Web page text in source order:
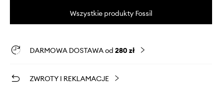
Wszystkie produkty Fossil
DARMOWA DOSTAWA od 280 zł
ZWROTY I REKLAMACJE